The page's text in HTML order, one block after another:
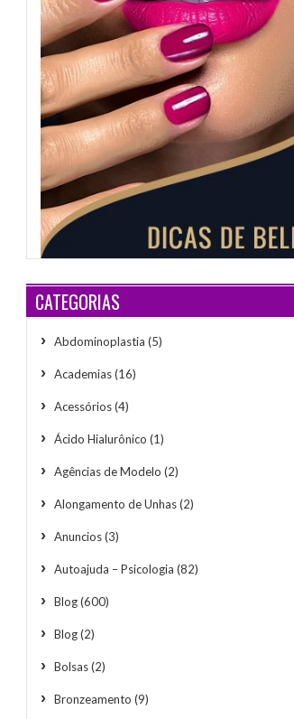
CATEGORIAS
Abdominoplastia (5)
Academias(16)
Acessórios(4)
Ácido Hialurônico (1)
Agências de Modelo (2)
Alongamento de Unhas(2)
Anuncios(3)
Autoajuda – Psicologia (82)
Blog(600)
Blog(2)
Bolsas(2)
Bronzeamento (9)